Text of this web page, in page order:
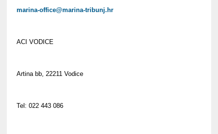
marina-office@marina-tribunj.hr
ACI VODICE
Artina bb, 22211 Vodice
Tel: 022 443 086